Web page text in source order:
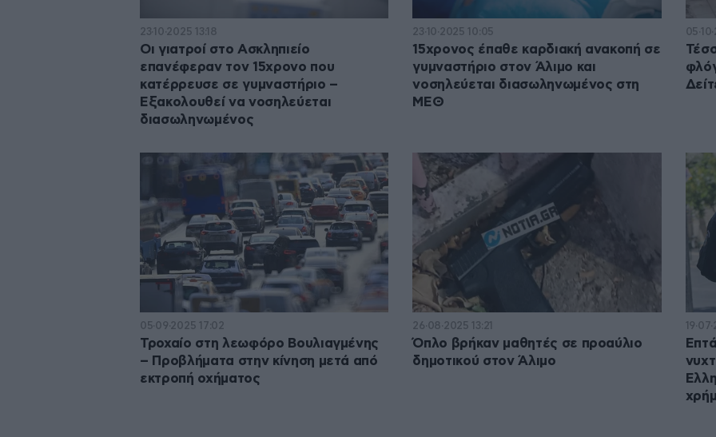
23·10·2025 13:18
Οι γιατροί στο Ασκληπιείο
επανέφεραν τον 15χρονο που
κατέρρευσε σε γυμναστήριο –
Εξακολουθεί να νοσηλεύεται
διασωληνωμένος
23·10·2025 10:05
15χρονος έπαθε καρδιακή ανακοπή σε
γυμναστήριο στον Άλιμο και
νοσηλεύεται διασωληνωμένος στη
ΜΕΘ
05·09·2025 17:02
Τροχαίο στη λεωφόρο Βουλιαγμένης
– Προβλήματα στην κίνηση μετά από
εκτροπή οχήματος
26·08·2025 13:21
Όπλο βρήκαν μαθητές σε προαύλιο
δημοτικού στον Άλιμο